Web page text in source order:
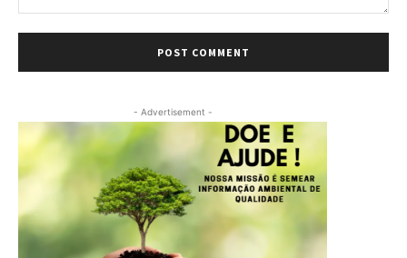
- Advertisement -